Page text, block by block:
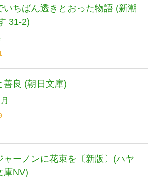
いちばん透きとおった物語 (新潮
31-2)
善良 (朝日文庫)
ャーノンに花束を〔新版〕(ハヤ
庫NV)